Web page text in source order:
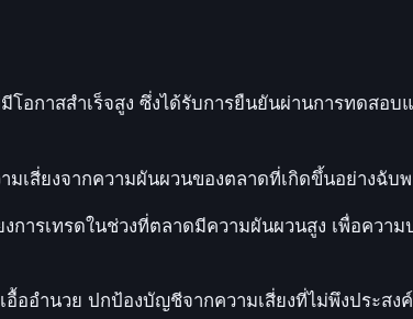
โอกาสสำเร็จสูง ซึ่งได้รับการยืนยันผ่านการทดสอ
มเสี่ยงจากความผันผวนของตลาดที่เกิดขึ้นอย่างฉับ
การเทรดในช่วงที่ตลาดมีความผันผวนสูง เพื่อควา
อื้ออำนวย ปกป้องบัญชีจากความเสี่ยงที่ไม่พึงประสงค์